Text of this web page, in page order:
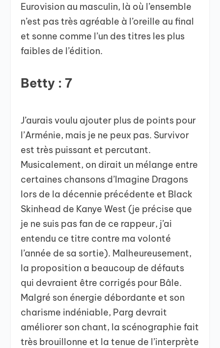
Eurovision au masculin, là où l’ensemble
n’est pas très agréable à l’oreille au final
et sonne comme l’un des titres les plus
faibles de l’édition.
Betty : 7
J’aurais voulu ajouter plus de points pour
l’Arménie, mais je ne peux pas. Survivor
est très puissant et percutant.
Musicalement, on dirait un mélange entre
certaines chansons d’Imagine Dragons
lors de la décennie précédente et Black
Skinhead de Kanye West (je précise que
je ne suis pas fan de ce rappeur, j’ai
entendu ce titre contre ma volonté
l’année de sa sortie). Malheureusement,
la proposition a beaucoup de défauts
qui devraient être corrigés pour Bâle.
Malgré son énergie débordante et son
charisme indéniable, Parg devrait
améliorer son chant, la scénographie fait
très brouillonne et la tenue de l’interprète